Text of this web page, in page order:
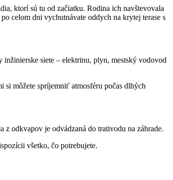
ktorí sú tu od začiatku. Rodina ich navštevovala
celom dni vychutnávate oddych na krytej terase s
siete – elektrinu, plyn, mestský vodovod
si môžete spríjemniť atmosféru počas dlhých
odkvapov je odvádzaná do trativodu na záhrade.
všetko, čo potrebujete.